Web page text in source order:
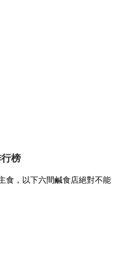
榜
食，以下六間鹹食店絕對不能